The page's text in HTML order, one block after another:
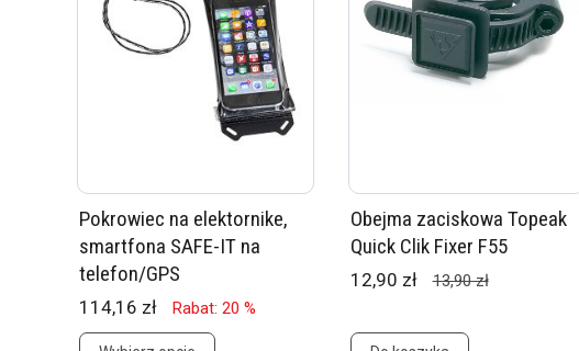
Pokrowiec na elektornike,
smartfona SAFE-IT na
telefon/GPS
114,16 zł Rabat: 20 %
Obejma zaciskowa Topeak
Quick Clik Fixer F55
12,90 zł 13,90 zł